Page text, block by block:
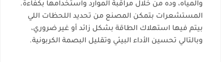
والمياه، وده من خلال مراقبة الموارد واستخدامها بكفاءة.
المستشعرات بتمكن المصنع من تحديد اللحظات اللي
بيتم فيها استهلاك الطاقة بشكل زائد أو غير ضروري،
وبالتالي تحسين الأداء البيئي وتقليل البصمة الكربونية.